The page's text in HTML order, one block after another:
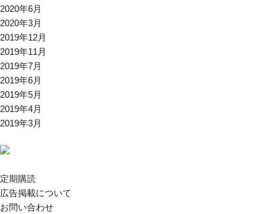
2020年6月
2020年3月
2019年12月
2019年11月
2019年7月
2019年6月
2019年5月
2019年4月
2019年3月
定期購読
広告掲載について
お問い合わせ